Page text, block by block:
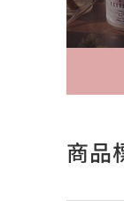
商品